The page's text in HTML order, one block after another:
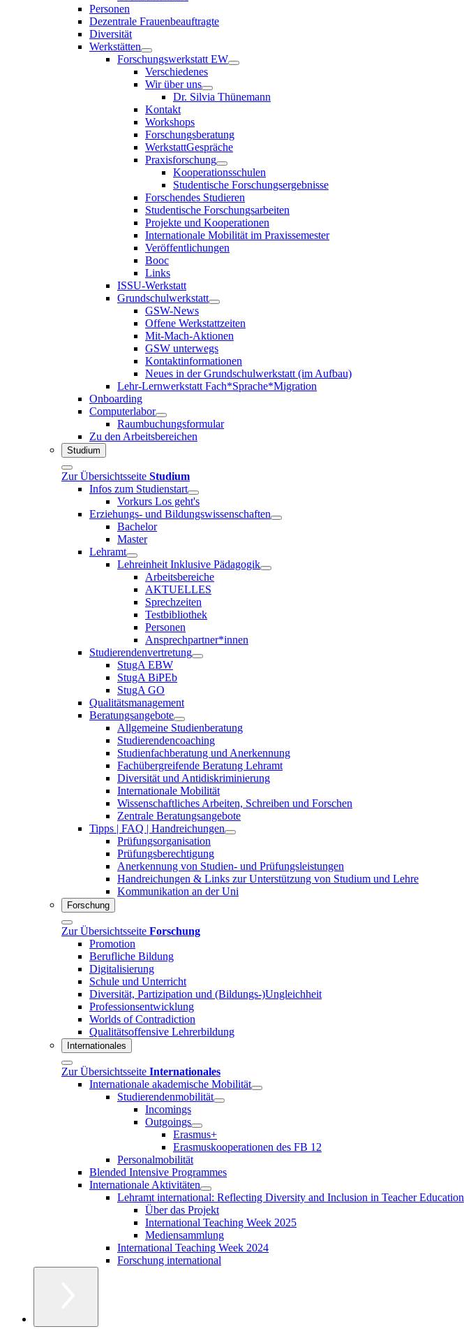
Personen
Dezentrale Frauenbeauftragte
Diversität
Werkstätten
Forschungswerkstatt EW
Verschiedenes
Wir über uns
Dr. Silvia Thünemann
Kontakt
Workshops
Forschungsberatung
WerkstattGespräche
Praxisforschung
Kooperationsschulen
Studentische Forschungsergebnisse
Forschendes Studieren
Studentische Forschungsarbeiten
Projekte und Kooperationen
Internationale Mobilität im Praxissemester
Veröffentlichungen
Booc
Links
ISSU-Werkstatt
Grundschulwerkstatt
GSW-News
Offene Werkstattzeiten
Mit-Mach-Aktionen
GSW unterwegs
Kontaktinformationen
Neues in der Grundschulwerkstatt (im Aufbau)
Lehr-Lernwerkstatt Fach*Sprache*Migration
Onboarding
Computerlabor
Raumbuchungsformular
Zu den Arbeitsbereichen
Studium
Zur Übersichtsseite Studium
Infos zum Studienstart
Vorkurs Los geht's
Erziehungs- und Bildungswissenschaften
Bachelor
Master
Lehramt
Lehreinheit Inklusive Pädagogik
Arbeitsbereiche
AKTUELLES
Sprechzeiten
Testbibliothek
Personen
Ansprechpartner*innen
Studierendenvertretung
StugA EBW
StugA BiPEb
StugA GO
Qualitätsmanagement
Beratungsangebote
Allgemeine Studienberatung
Studierendencoaching
Studienfachberatung und Anerkennung
Fachübergreifende Beratung Lehramt
Diversität und Antidiskriminierung
Internationale Mobilität
Wissenschaftliches Arbeiten, Schreiben und Forschen
Zentrale Beratungsangebote
Tipps | FAQ | Handreichungen
Prüfungsorganisation
Prüfungsberechtigung
Anerkennung von Studien- und Prüfungsleistungen
Handreichungen & Links zur Unterstützung von Studium und Lehre
Kommunikation an der Uni
Forschung
Zur Übersichtsseite Forschung
Promotion
Berufliche Bildung
Digitalisierung
Schule und Unterricht
Diversität, Partizipation und (Bildungs-)Ungleichheit
Professionsentwicklung
Worlds of Contradiction
Qualitätsoffensive Lehrerbildung
Internationales
Zur Übersichtsseite Internationales
Internationale akademische Mobilität
Studierendenmobilität
Incomings
Outgoings
Erasmus+
Erasmuskooperationen des FB 12
Personalmobilität
Blended Intensive Programmes
Internationale Aktivitäten
Lehramt international: Reflecting Diversity and Inclusion in Teacher Education
Über das Projekt
International Teaching Week 2025
Mediensammlung
International Teaching Week 2024
Forschung international